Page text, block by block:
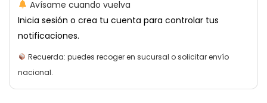
Avísame cuando vuelva
Inicia sesión o crea tu cuenta para controlar tus
notificaciones.
Recuerda: puedes recoger en sucursal o solicitar envío
nacional.